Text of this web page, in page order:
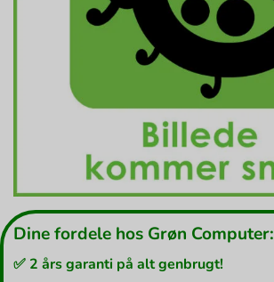
Dine fordele hos Grøn Computer:
✅ 2 års garanti på alt genbrugt!